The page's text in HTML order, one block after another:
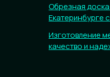
Обрезная
Екатеринбурге
Изготовление
качество и